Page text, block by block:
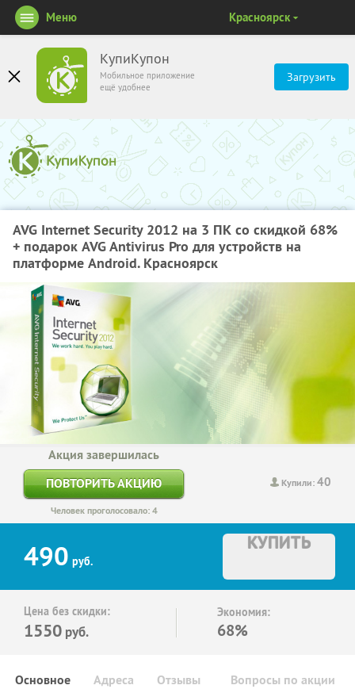
КупиКупон
Мобильное приложение
ещё удобнее
Загрузить
Меню Красноярск
AVG Internet Security 2012 на 3 ПК со скидкой 68%
+ подарок AVG Antivirus Pro для устройств на
платформе Android. Красноярск
Купили:40
Акция завершилась
ПОВТОРИТЬ АКЦИЮ
Человек проголосовало: 4
490 руб.
КУПИТЬ
Цена без скидки:
1550 руб.
Экономия:
68%
Основное Отзывы Вопросы по акции
Адреса